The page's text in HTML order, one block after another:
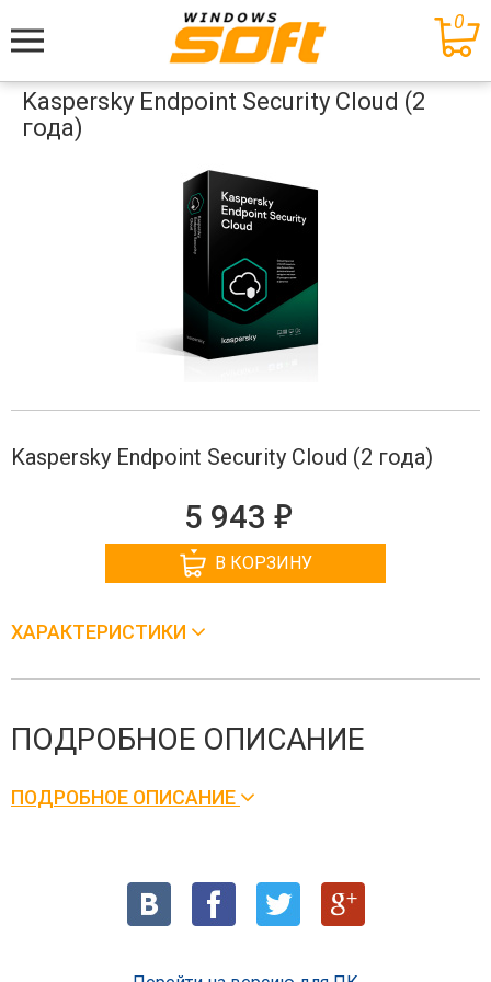
Меню
0
Kaspersky Endpoint Security Cloud (2
года)
Kaspersky Endpoint Security Cloud (2 года)
5 943 е
В КОРЗИНУ
ХАРАКТЕРИСТИКИ
ПОДРОБНОЕ ОПИСАНИЕ
ПОДРОБНОЕ ОПИСАНИЕ